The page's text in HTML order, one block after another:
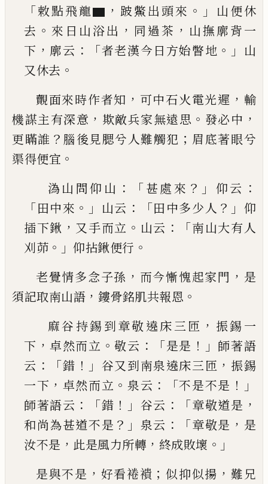
「敕點飛龍▆ ， 跛鱉出頭來 。」
山便休
去 。 來 日山浴出 ， 同過茶 ， 山撫廓背一
下 ， 廓云 ：「者老漢今 日方始瞥地 。」
山
又休去 。
覿面來時作者知 ， 可中石火電光遲 ， 輸
機謀主有深意 ， 欺敵兵家無遠思 。 發必中 ，
更瞞誰 ？ 腦後見腮兮人難觸犯 ； 眉底著眼兮
渠得便宜 。
溈山問仰山 ：「甚處來 ？」 仰云 ：
「田中來 。」 山云 ：「田中多少人 ？」 仰
插下鍬 ， 又手而立 。 山云 ：「南山大有人
刈茆 。」 仰拈鍬便行 。
老覺情多念子孫 ， 而今慚愧起家門 ， 是
須記取南山語 ， 鏤骨銘肌共報恩 。
麻谷持錫到章敬遶床三匝 ， 振錫一
下 ，卓然而立 。敬云 ：「是是 ！」 師著語
云 ：「錯 ！」 谷又到南泉遶床三匝 ， 振錫
一下 ， 卓然而立 。 泉云 ：「不是不是 ！」
師著語云 ：「錯 ！」 谷云 ：「章敬道是 ，
和尚為甚道不是 ？」 泉云 ：「章敬是 ， 是
汝不是 ， 此是風力所轉 ， 終成敗壞 。」
是與不是 ， 好看裷䙡 ； 似抑似揚 ， 難兄